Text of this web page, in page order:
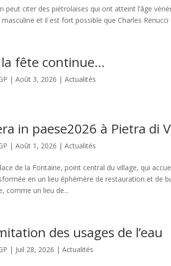
peut citer des piétrolaises qui ont atteint l’âge
masculine et il est fort possible que Charles
la fête continue…
|Août 3, 2026 |Actualités
in paese2026 à Pietra di
|Août 1, 2026 |Actualités
de la Fontaine, point central du village, qui
en un lieu éphémère de restauration et de
comme un lieu de...
des usages de l’eau
| Juil 28, 2026 |Actualités